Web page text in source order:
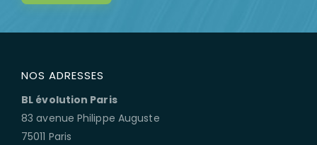
NOS ADRESSES
BL évolution Paris
83 avenue Philippe Auguste
75011 Paris